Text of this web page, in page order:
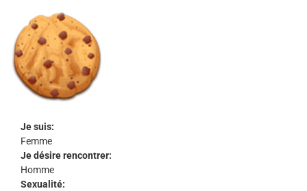
Je suis:
Femme
Je désire rencontrer:
Homme
Sexualité: